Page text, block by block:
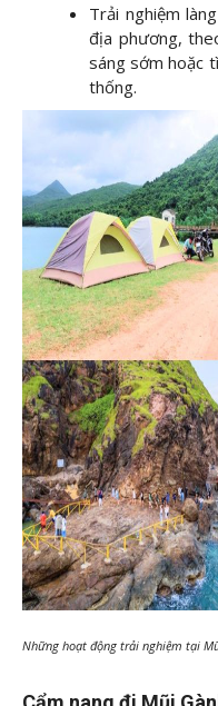
Trải nghiệm
địa phương,
sáng sớm hoặc
thống.
Những hoạt động trải nghiệm tại